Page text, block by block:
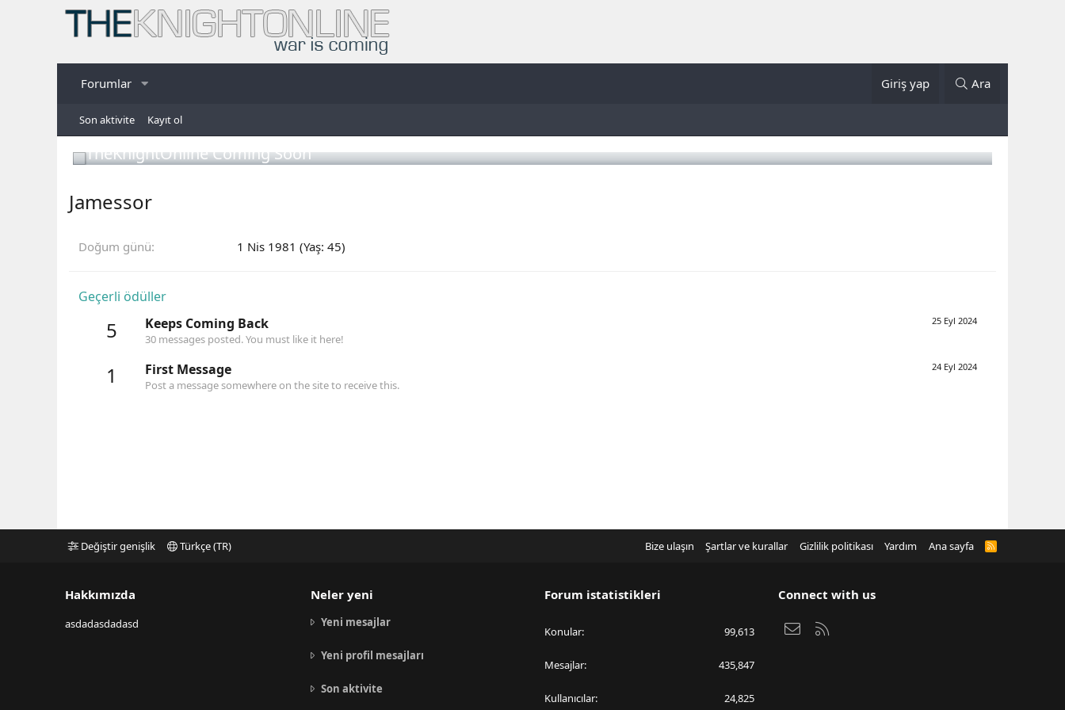
Forumlar Giriş yap Ara
Son aktivite Kayıt ol
TheKnightOnline Coming Soon
Jamessor
Doğum günü 1 Nis 1981 (Yaş: 45)
Geçerli ödüller
5 25 Eyl 2024
Keeps Coming Back
30 messages posted. You must like it here!
1 24 Eyl 2024
First Message
Post a message somewhere on the site to receive this.
Değiştir genişlik Türkçe (TR) Bize ulaşın Şartlar ve kurallar Gizlilik politikası Yardım Ana sayfa
R
Hakkımızda
asdadasdadasd
Neler yeni
Yeni mesajlar
Yeni profil mesajları
Son aktivite
Forum istatistikleri
Konular 99,613
Mesajlar 435,847
Kullanıcılar 24,825
Connect with us
Bize ulaşın